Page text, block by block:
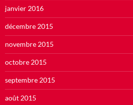
janvier 2016
décembre 2015
novembre 2015
octobre 2015
septembre 2015
août 2015